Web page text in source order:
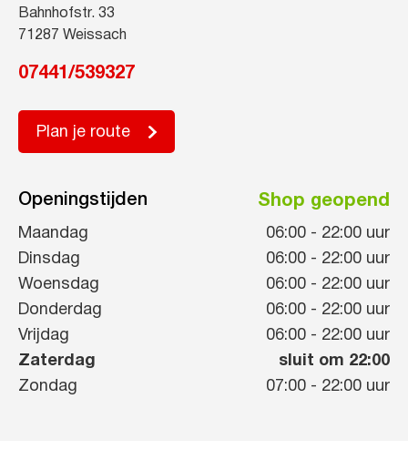
Bahnhofstr. 33
71287 Weissach
07441/539327
Plan je route
Openingstijden Shop geopend
Maandag 06:00 - 22:00 uur
Dinsdag
06:00 - 22:00 uur
Woensdag
06:00 - 22:00 uur
Donderdag
06:00 - 22:00 uur
Vrijdag
06:00 - 22:00 uur
Zaterdag
sluit om 22:00
Zondag
07:00 - 22:00 uur